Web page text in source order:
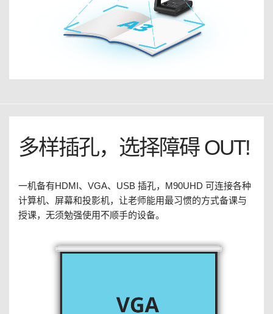
多样插孔，选择障碍 OUT!
一机备有HDMI、VGA、USB 插孔，M90UHD 可连接各种
计算机、屏幕和投影机，让老师能用最习惯的方式备课与
授课，无须勉强使用不顺手的设备。